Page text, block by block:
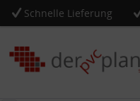
Schnelle Lieferung